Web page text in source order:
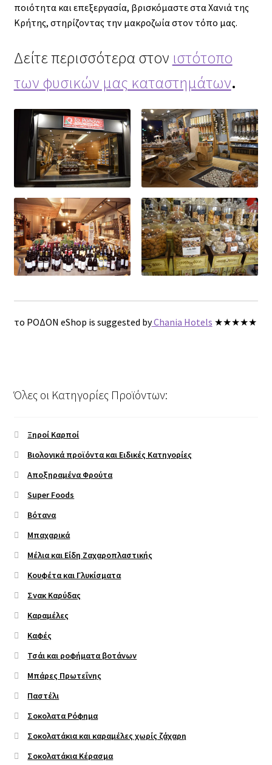
ποιότητα και επεξεργασία, βρισκόμαστε στα Χανιά της
Κρήτης, στηρίζοντας την μακροζωία στον τόπο μας.
Δείτε περισσότερα στον ιστότοπο
των φυσικών μας καταστημάτων.
το ΡΟΔΟΝ eShop is suggested byChania Hotels ★★★★★
Όλες οι Κατηγορίες Προϊόντων:
Ξηροί Καρποί
Βιολογικά προϊόντα και Ειδικές Κατηγορίες
Αποξηραμένα Φρούτα
Super Foods
Βότανα
Μπαχαρικά
Μέλια και Είδη Ζαχαροπλαστικής
Κουφέτα και Γλυκίσματα
Σνακ Καρύδας
Καραμέλες
Καφές
Τσάι και ροφήματα βοτάνων
Μπάρες Πρωτεΐνης
Παστέλι
Σοκολατα Ρόφημα
Σοκολατάκια και καραμέλες χωρίς ζάχαρη
Σοκολατάκια Κέρασμα